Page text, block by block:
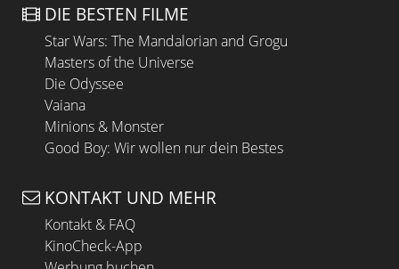
DIE BESTEN FILME
Star Wars: The Mandalorian and Grogu
Masters of the Universe
Die Odyssee
Vaiana
Minions & Monster
Good Boy: Wir wollen nur dein Bestes
KONTAKT UND MEHR
Kontakt & FAQ
KinoCheck-App